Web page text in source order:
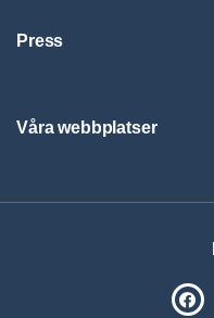
Press
Våra webbplatser